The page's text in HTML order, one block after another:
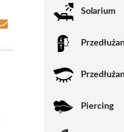
Share
Solarium
Piercing